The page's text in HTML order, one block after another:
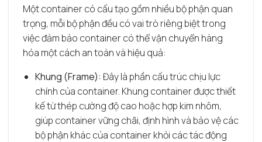
Một container có cấu tạo gồm nhiều bộ phận quan
trọng, mỗi bộ phận đều có vai trò riêng biệt trong
việc đảm bảo container có thể vận chuyển hàng
hóa một cách an toàn và hiệu quả:
Khung (Frame): Đây là phần cấu trúc chịu lực
chính của container. Khung container được thiết
kế từ thép cường độ cao hoặc hợp kim nhôm,
giúp container vững chãi, định hình và bảo vệ các
bộ phận khác của container khỏi các tác động